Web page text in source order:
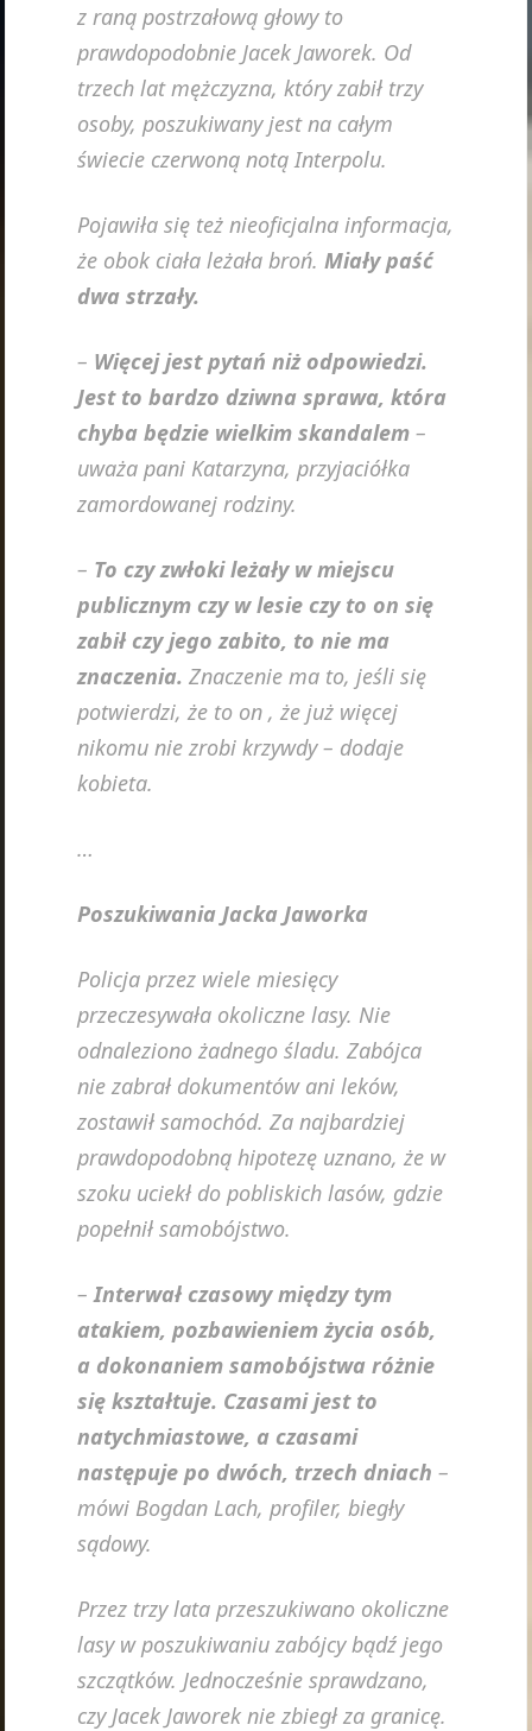
z raną postrzałową głowy to
prawdopodobnie Jacek Jaworek. Od
trzech lat mężczyzna, który zabił trzy
osoby, poszukiwany jest na całym
świecie czerwoną notą Interpolu.
Pojawiła się też nieoficjalna informacja,
że obok ciała leżała broń. Miały paść
dwa strzały.
– Więcej jest pytań niż odpowiedzi.
Jest to bardzo dziwna sprawa, która
chyba będzie wielkim skandalem–
uważa pani Katarzyna, przyjaciółka
zamordowanej rodziny.
– To czy zwłoki leżały w miejscu
publicznym czy w lesie czy to on się
zabił czy jego zabito, to nie ma
znaczenia. Znaczenie ma to, jeśli się
potwierdzi, że to on , że już więcej
nikomu nie zrobi krzywdy – dodaje
kobieta.
…
Poszukiwania Jacka Jaworka
Policja przez wiele miesięcy
przeczesywała okoliczne lasy. Nie
odnaleziono żadnego śladu. Zabójca
nie zabrał dokumentów ani leków,
zostawił samochód. Za najbardziej
prawdopodobną hipotezę uznano, że w
szoku uciekł do pobliskich lasów, gdzie
popełnił samobójstwo.
–Interwał czasowy między tym
atakiem, pozbawieniem życia osób,
a dokonaniem samobójstwa różnie
się kształtuje. Czasami jest to
natychmiastowe, a czasami
następuje po dwóch, trzech dniach –
mówi Bogdan Lach, profiler, biegły
sądowy.
Przez trzy lata przeszukiwano okoliczne
lasy w poszukiwaniu zabójcy bądź jego
szczątków. Jednocześnie sprawdzano,
czy Jacek Jaworek nie zbiegł za granicę.